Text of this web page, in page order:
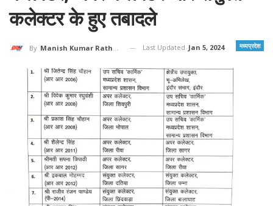
कलेक्टर के हुए तबादले
मध्यप्रदेश
By Manish Kumar Rathore Last Updated Jan 5, 2024